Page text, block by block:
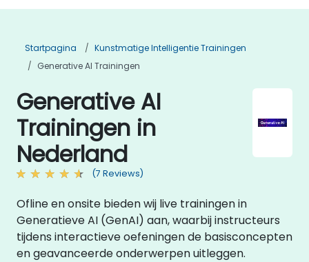
Startpagina
Kunstmatige Intelligentie Trainingen
Generative AI Trainingen
Generative AI
Trainingen in
Nederland
(7 Reviews)
Ofline en onsite bieden wij live trainingen in
Generatieve AI (GenAI) aan, waarbij instructeurs
tijdens interactieve oefeningen de basisconcepten
en geavanceerde onderwerpen uitleggen.